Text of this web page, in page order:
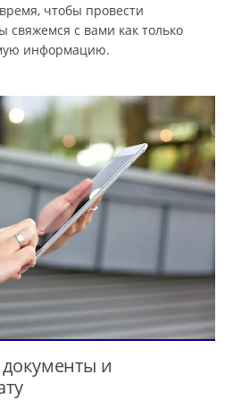
чтобы провести
свяжемся с вами как только
информацию.
и